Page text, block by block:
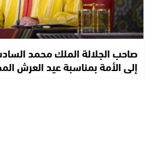
صاحب الجلالة الملك محمد
إلى الأمة بمناسبة عيد العرش